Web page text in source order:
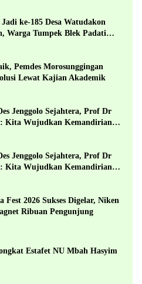
ke-185 Desa Watudakon
Warga Tumpek Blek Padati
Pemdes Morosunggingan
Lewat Kajian Akademik
Jenggolo Sejahtera, Prof Dr
Kita Wujudkan Kemandirian
Desa
Jenggolo Sejahtera, Prof Dr
Kita Wujudkan Kemandirian
Desa
Fest 2026 Sukses Digelar, Niken
Ribuan Pengunjung
Estafet NU Mbah Hasyim